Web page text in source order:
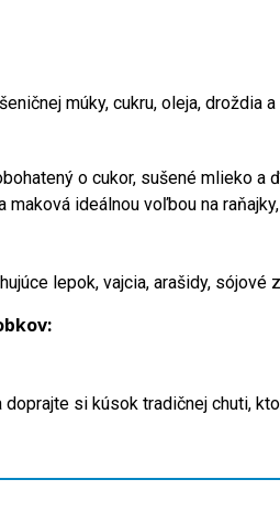
múky, cukru, oleja,
o cukor, sušené mlieko
maková ideálnou voľbou na
lepok, vajcia, arašidy, sójové
si kúsok tradičnej chuti,